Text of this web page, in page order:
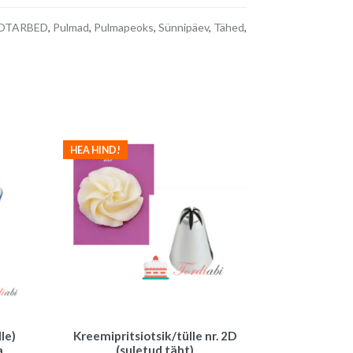
r
, Pulmad, Pulmapeoks, Sünnipäev, Tähed,
Kreemipritsiotsik/tülle nr. 2D
(suletud täht)
HEA HIND!